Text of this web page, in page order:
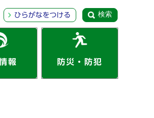
ひらがなをつける 検索
報 防災・防犯